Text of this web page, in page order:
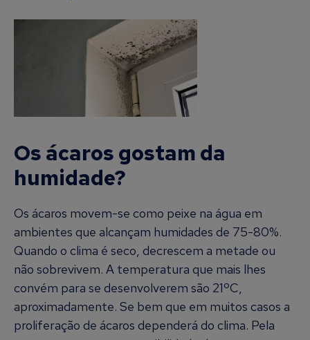
Os ácaros gostam da
humidade?
Os ácaros movem-se como peixe na água em
ambientes que alcançam humidades de 75-80%.
Quando o clima é seco, decrescem a metade ou
não sobrevivem. A temperatura que mais lhes
convém para se desenvolverem são 21ºC,
aproximadamente. Se bem que em muitos casos a
proliferação de ácaros dependerá do clima. Pela